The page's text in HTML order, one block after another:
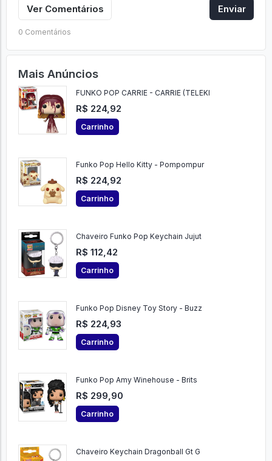
Ver Comentários Enviar
0 Comentários
Mais Anúncios
FUNKO POP CARRIE - CARRIE (TELEKI
R$ 224,92
Carrinho
Funko Pop Hello Kitty - Pompompur
R$ 224,92
Carrinho
Chaveiro Funko Pop Keychain Jujut
R$ 112,42
Carrinho
Funko Pop Disney Toy Story - Buzz
R$ 224,93
Carrinho
Funko Pop Amy Winehouse - Brits
R$ 299,90
Carrinho
Chaveiro Keychain Dragonball Gt G